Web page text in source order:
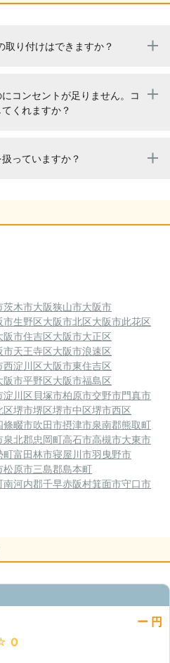
取り付けはできますか？
り、どのような工事に分類され
ですよね。 株式会社モリシン電
ください。
コンセントが足りません。コ
くれますか？
セントの増設にも対応可能で
っていますか？
SYSTEM ・HIK VISION
メーカーにも対応しております
茨木市大阪狭山市大阪市
市生野区大阪市北区大阪市此花区
阪市住吉区大阪市大正区
市天王寺区大阪市浪速区
西淀川区大阪市東住吉区
阪市平野区大阪市福島区
淀川区貝塚市柏原市交野市門真市
区堺市堺区堺市中区堺市西区
條畷市吹田市摂津市泉南郡熊取町
泉北郡忠岡町高石市高槻市大東市
町富田林市寝屋川市羽曳野市
松原市三島郡島本町
南河内郡千早赤阪村箕面市守口市
ー 円
0